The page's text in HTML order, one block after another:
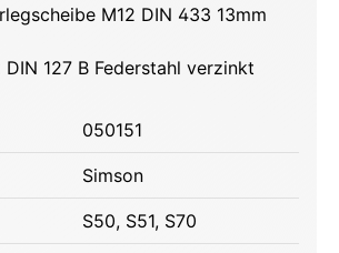
M12 DIN 433 13mm
127 B Federstahl verzinkt
050151
Simson
S50, S51, S70